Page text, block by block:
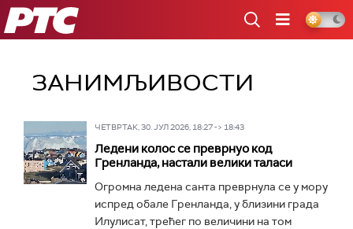
РТС
ЗАНИМЉИВОСТИ
ЧЕТВРТАК, 30. ЈУЛ 2026, 18:27 -> 18:43
Ледени колос се преврнуо код
Гренланда, настали велики таласи
Огромна ледена санта преврнула се у мору
испред обале Гренланда, у близини града
Илулисат, трећег по величини на том